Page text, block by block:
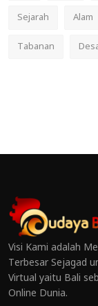
Sejarah
Alam
Tabanan
Visi Kami adalah
Terbesar Sejagad
Virtual yaitu Bali
Online Dunia.